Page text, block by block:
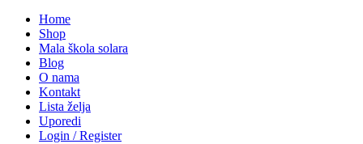
Home
Shop
Mala škola solara
Blog
O nama
Kontakt
Lista želja
Uporedi
Login / Register